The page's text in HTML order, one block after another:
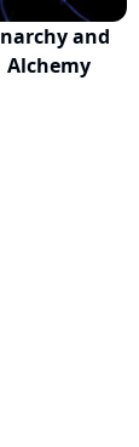
and
Alchemy